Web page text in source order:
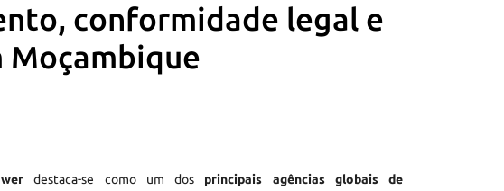
conformidade legal e
Moçambique
destaca-se como um dos principais agências globais de